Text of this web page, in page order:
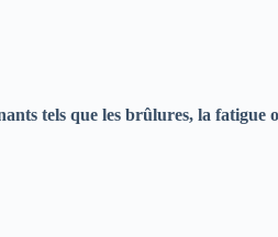
tels que les brûlures, la fatigue